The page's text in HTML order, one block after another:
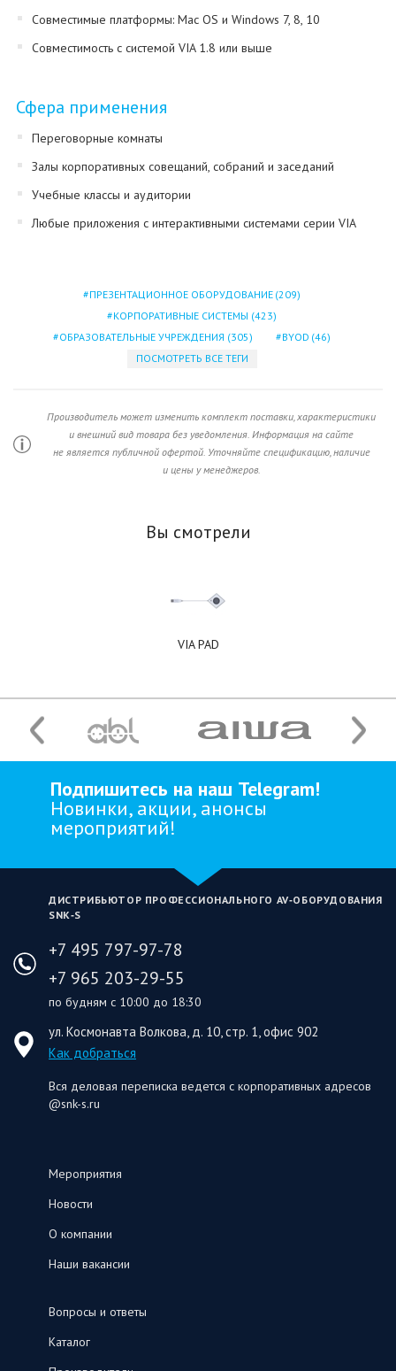
Совместимые платформы: Mac OS и Windows 7, 8, 10
Совместимость с системой VIA 1.8 или выше
Сфера применения
Переговорные комнаты
Залы корпоративных совещаний, собраний и заседаний
Учебные классы и аудитории
Любые приложения с интерактивными системами серии VIA
ПРЕЗЕНТАЦИОННОЕ ОБОРУДОВАНИЕ (209)
КОРПОРАТИВНЫЕ СИСТЕМЫ (423)
ОБРАЗОВАТЕЛЬНЫЕ УЧРЕЖДЕНИЯ (305) BYOD (46)
ПОСМОТРЕТЬ ВСЕ ТЕГИ
Производитель может изменить комплект поставки, характеристики
и внешний вид товара без уведомления. Информация на сайте
не является публичной офертой. Уточняйте спецификацию, наличие
и цены у менеджеров.
Вы смотрели
VIA PAD
Подпишитесь на наш Telegram!
Новинки, акции, анонсы
мероприятий!
ДИСТРИБЬЮТОР ПРОФЕССИОНАЛЬНОГО AV‑ОБОРУДОВАНИЯ
SNK‑S
+7 495 797-97-78
+7 965 203-29-55
по будням с 10:00 до 18:30
ул. Космонавта Волкова, д. 10, стр. 1, офис 902
Как добраться
Вся деловая переписка ведется с корпоративных адресов
@snk-s.ru
Мероприятия
Новости
О компании
Наши вакансии
Вопросы и ответы
Каталог